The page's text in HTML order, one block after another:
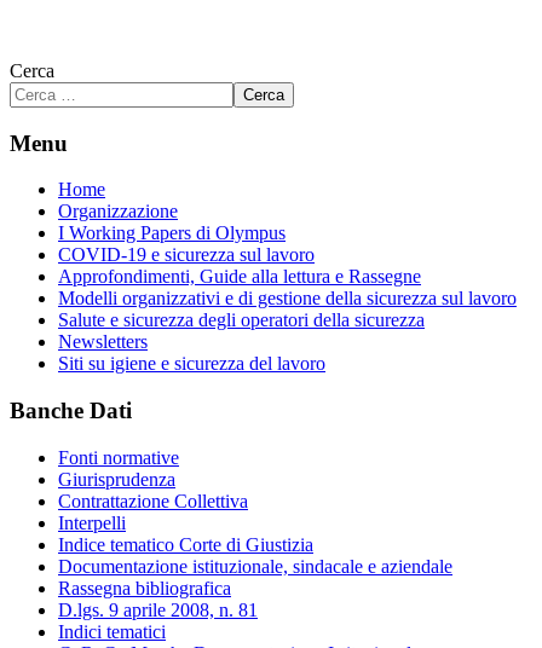
Cerca
Cerca
Menu
Home
Organizzazione
I Working Papers di Olympus
COVID-19 e sicurezza sul lavoro
Approfondimenti, Guide alla lettura e Rassegne
Modelli organizzativi e di gestione della sicurezza sul lavoro
Salute e sicurezza degli operatori della sicurezza
Newsletters
Siti su igiene e sicurezza del lavoro
Banche Dati
Fonti normative
Giurisprudenza
Contrattazione Collettiva
Interpelli
Indice tematico Corte di Giustizia
Documentazione istituzionale, sindacale e aziendale
Rassegna bibliografica
D.lgs. 9 aprile 2008, n. 81
Indici tematici